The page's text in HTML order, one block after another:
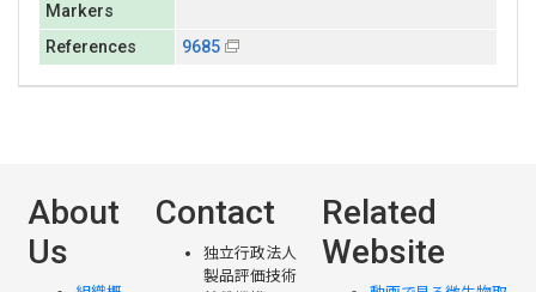
Markers
References
9685
About
Us
Contact
独立行政法人
製品評価技術
Related
Website